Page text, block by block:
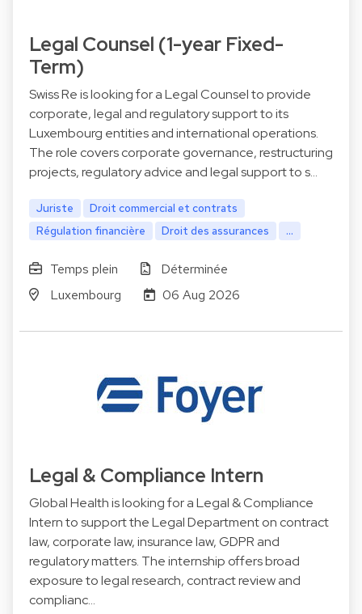
Legal Counsel (1-year Fixed-
Term)
Swiss Re is looking for a Legal Counsel to provide
corporate, legal and regulatory support to its
Luxembourg entities and international operations.
The role covers corporate governance, restructuring
projects, regulatory advice and legal support to s…
Juriste
Droit commercial et contrats
Régulation financière
Droit des assurances ...
Temps plein
Déterminée
Luxembourg
06 Aug 2026
Legal & Compliance Intern
Global Health is looking for a Legal & Compliance
Intern to support the Legal Department on contract
law, corporate law, insurance law, GDPR and
regulatory matters. The internship offers broad
exposure to legal research, contract review and
complianc…